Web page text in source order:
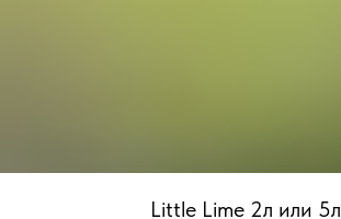
Little Lime 2л или 5л